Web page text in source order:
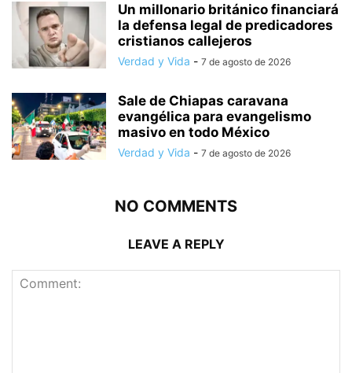
Un millonario británico financiará
la defensa legal de predicadores
cristianos callejeros
Verdad y Vida - 7 de agosto de 2026
Sale de Chiapas caravana
evangélica para evangelismo
masivo en todo México
Verdad y Vida - 7 de agosto de 2026
NO COMMENTS
LEAVE A REPLY